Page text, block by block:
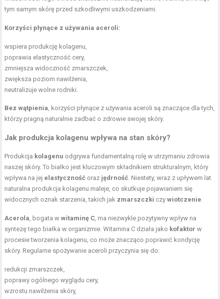
tym samym skórę przed szkodliwymi uszkodzeniami.
Korzyści płynące z używania aceroli:
wspiera produkcję kolagenu,
poprawia elastyczność cery,
zmniejsza widoczność zmarszczek,
zwiększa poziom nawilżenia,
neutralizuje wolne rodniki.
Bez wątpienia , korzyści płynące z używania aceroli są znaczące dla tych,
którzy pragną naturalnie zadbać o zdrowie swojej skóry.
Jak produkcja kolagenu wpływa na stan skóry?
Produkcja kolagenu odgrywa fundamentalną rolę w utrzymaniu zdrowia
naszej skóry. To białko jest kluczowym składnikiem strukturalnym, który
wpływa na jej elastyczność oraz jędrność . Niestety, wraz z upływem lat
naturalna produkcja kolagenu maleje, co skutkuje pojawianiem się
widocznych oznak starzenia, takich jak zmarszczki czywiotczenie
Acerola , bogata wwitaminę C , ma niezwykle pozytywny wpływ na
syntezę tego białka w organizmie. Witamina C działa jako kofaktor w
procesie tworzenia kolagenu, co może znacząco poprawić kondycję
skóry. Regularne spożywanie aceroli przyczynia się do:
redukcji zmarszczek,
poprawy ogólnego wyglądu cery,
wzrostu nawilżenia skóry,